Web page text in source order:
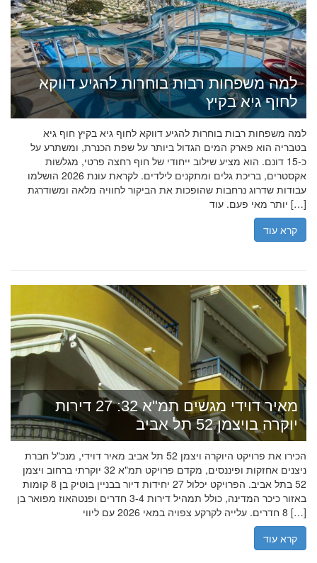
למה משפחות רבות בוחרות להגיע דווקא
לחוף גיא בקיץ
למה משפחות רבות בוחרות להגיע דווקא לחוף גיא בקיץ חוף גיא
בטבריה הוא פארק המים הגדול ביותר על שפת הכנרת, ומשתרע על
כ-15 דונם. הוא מציע שילוב ייחודי של חוף רחצה פרטי, מגלשות
אקסטרים, בריכת גלים ומתקנים לילדים. לקראת עונת 2026 הושלמו
עבודות שדרוג נרחבות שהופכות את הביקור לחוויה מלאה ומשודרגת
יותר מאי פעם. עוד […]
קרא עוד
מאיר דוידי מגשים תמ"א 32: 27 דירות
יוקרה בויצמן 52 תל אביב
הכירו את פרויקט היוקרה ויצמן 52 תל אביב מאיר דוידי, מנכ"ל חברת
ניצנים אחזקות ופיננסים, מקדם פרויקט תמ"א 32 יוקרתי ברחוב ויצמן
52 בתל אביב. הפרויקט יכלול 27 יחידות דיור בבניין בוטיק בן 8 קומות
באזור כיכר המדינה, כולל תמהיל דירות 3-4 חדרים ופנטהאוז מפואר בן
8 חדרים. עלייה לקרקע צפויה במאי 2026 עם ליווי […]
קרא עוד